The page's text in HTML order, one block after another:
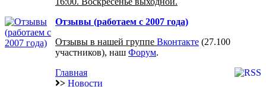
Отзывы (работаем с 2007 года)
Отзывы в нашей группе Вконтакте (27.100
участников), наш Форум.
Главная
> Новости